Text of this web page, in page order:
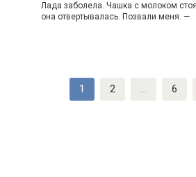
Лада заболела. Чашка с молоком
она отвертывалась. Позвали меня. —
1 2 … 6